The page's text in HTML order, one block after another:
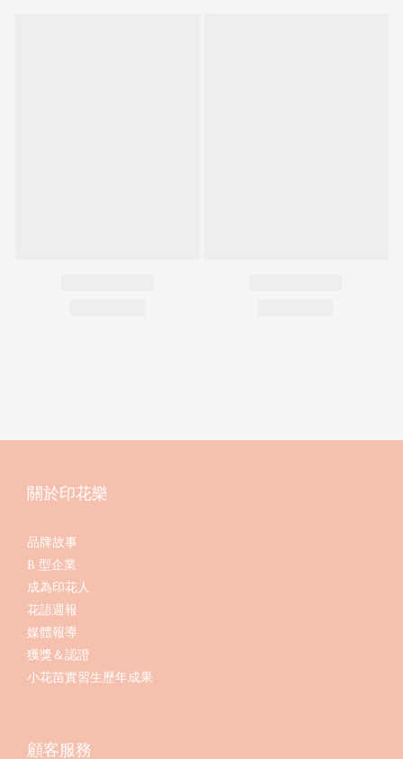
關於印花樂
品牌故事
B 型企業
成為印花人
花語週報
媒體報導
獲獎＆認證
小花苗實習生歷年成果
顧客服務